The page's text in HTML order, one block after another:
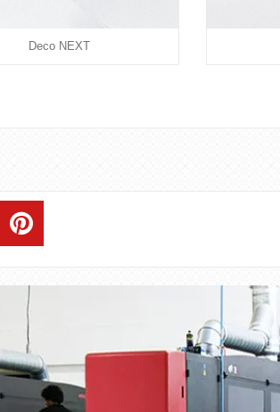
Deco NEXT